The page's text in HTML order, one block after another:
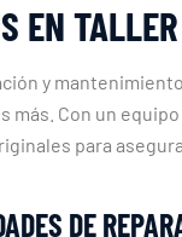
EN
y
más. Con un
para
DE